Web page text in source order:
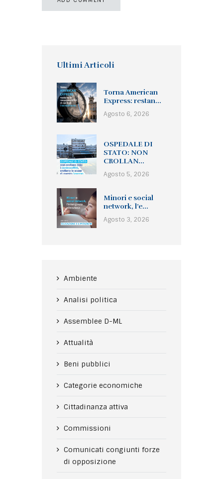
Ultimi Articoli
Torna American
Express: restan...
Agosto 6, 2026
OSPEDALE DI
STATO: NON
CROLLAN...
Agosto 5, 2026
Minori e social
network, l’e...
Agosto 3, 2026
Ambiente
Analisi politica
Assemblee D-ML
Attualità
Beni pubblici
Categorie economiche
Cittadinanza attiva
Commissioni
Comunicati congiunti forze
di opposizione